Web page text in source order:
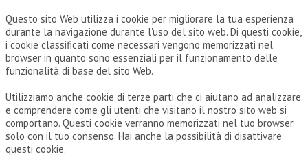
Questo sito Web utilizza i cookie per migliorare la tua esperienza
durante la navigazione durante l'uso del sito web. Di questi cookie,
i cookie classificati come necessari vengono memorizzati nel
browser in quanto sono essenziali per il funzionamento delle
funzionalità di base del sito Web.
Utilizziamo anche cookie di terze parti che ci aiutano ad analizzare
e comprendere come gli utenti che visitano il nostro sito web si
comportano. Questi cookie verranno memorizzati nel tuo browser
solo con il tuo consenso. Hai anche la possibilità di disattivare
questi cookie.